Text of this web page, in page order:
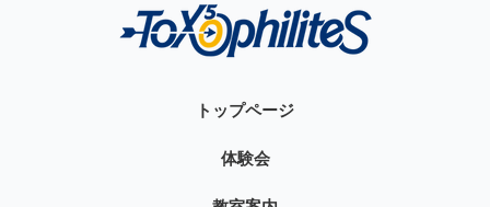
トップページ
体験会